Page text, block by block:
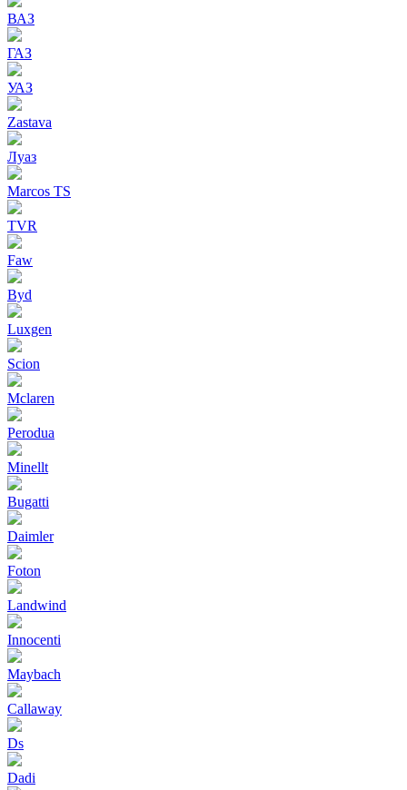
ВАЗ
ГАЗ
УАЗ
Zastava
Луаз
Marcos TS
TVR
Faw
Byd
Luxgen
Scion
Mclaren
Perodua
Minellt
Bugatti
Daimler
Foton
Landwind
Innocenti
Maybach
Callaway
Ds
Dadi